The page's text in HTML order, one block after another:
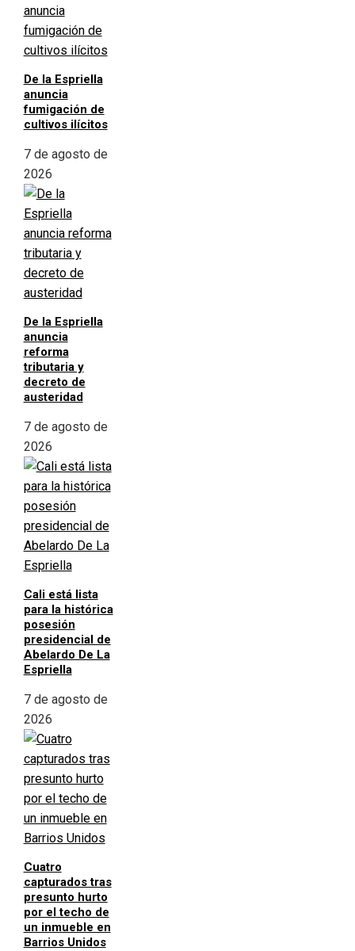
De la Espriella
anuncia
fumigación de
cultivos ilícitos
7 de agosto de
2026
De la Espriella
anuncia
reforma
tributaria y
decreto de
austeridad
7 de agosto de
2026
Cali está lista
para la histórica
posesión
presidencial de
Abelardo De La
Espriella
7 de agosto de
2026
Cuatro
capturados tras
presunto hurto
por el techo de
un inmueble en
Barrios Unidos